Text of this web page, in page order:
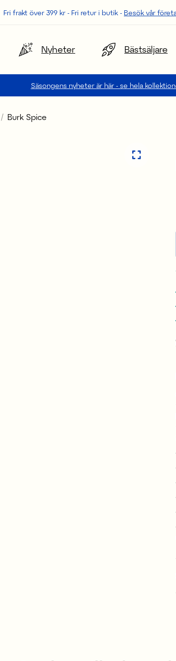
Fri frakt över 399 kr - Fri retur i butik - Besök vår
Nyheter Bästsäljare
Säsongens nyheter är här - se hela
Burk Spice